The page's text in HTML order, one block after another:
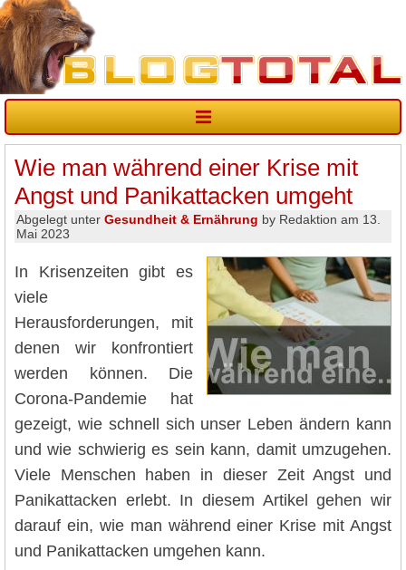
Wie man während einer Krise mit
Angst und Panikattacken umgeht
Abgelegt unter Gesundheit & Ernährung by Redaktion am 13.
Mai 2023
In Krisenzeiten gibt es
viele
Herausforderungen, mit
denen wir konfrontiert
werden können. Die
Corona-Pandemie hat
gezeigt, wie schnell sich unser Leben ändern kann
und wie schwierig es sein kann, damit umzugehen.
Viele Menschen haben in dieser Zeit Angst und
Panikattacken erlebt. In diesem Artikel gehen wir
darauf ein, wie man während einer Krise mit Angst
und Panikattacken umgehen kann.